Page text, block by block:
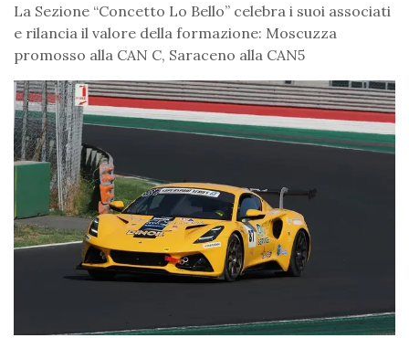
La Sezione “Concetto Lo Bello” celebra i suoi associati
e rilancia il valore della formazione: Moscuzza
promosso alla CAN C, Saraceno alla CAN5